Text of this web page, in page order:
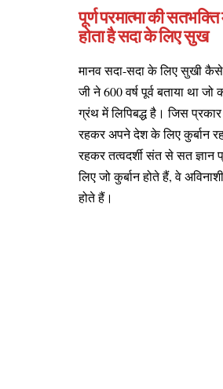
पूर्ण परमात्मा की सतभक्ति
होता है सदा के लिए सुख
मानव सदा-सदा के लिए सुखी कैसे
जी ने 600 वर्ष पूर्व बताया था
ग्रंथ में लिपिबद्ध है। जिस
रहकर अपने देश के लिए कुर्बान
रहकर तत्वदर्शी संत से सत ज्ञान
लिए जो कुर्बान होते हैं, वे
होते हैं।